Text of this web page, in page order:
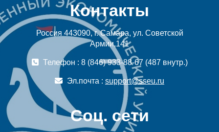
Контакты
Россия 443090, г. Самара, ул. Советской
Армии,141
Телефон : 8 (846) 933-88-67 (487 внутр.)
Эл.почта : support@sseu.ru
Соц. сети